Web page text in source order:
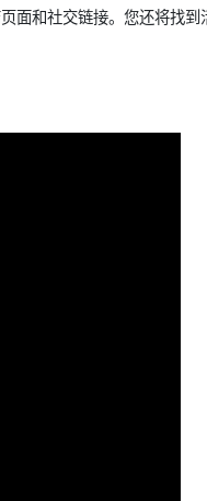
面和社交链接。您还将找到